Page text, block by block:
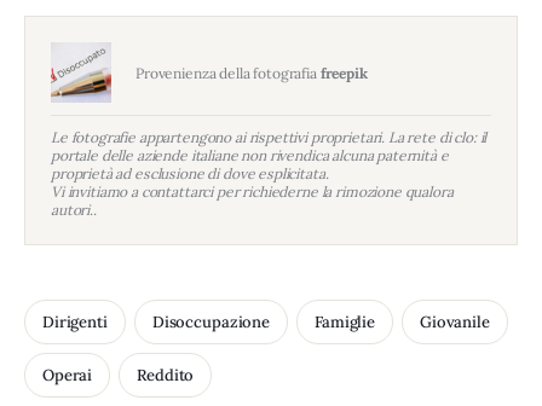
Provenienza della fotografia freepik
Le fotografie appartengono ai rispettivi proprietari. La rete di clo: il
portale delle aziende italiane non rivendica alcuna paternità e
proprietà ad esclusione di dove esplicitata.
Vi invitiamo a contattarci per richiederne la rimozione qualora
autori..
Dirigenti Disoccupazione Famiglie Giovanile
Operai Reddito